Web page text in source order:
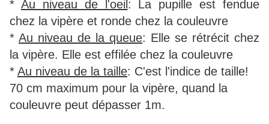
* Au niveau de l'oeil : La pupille est fendue
chez la vipère et ronde chez la couleuvre
* Au niveau de la queue: Elle se rétrécit chez
la vipère. Elle est effilée chez la couleuvre
* Au niveau de la taille: C'est l'indice de taille!
70 cm maximum pour la vipère, quand la
couleuvre peut dépasser 1m.